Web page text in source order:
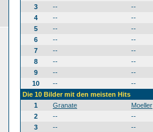
3
-- --
4
-- --
5
-- --
6
-- --
7
-- --
8
-- --
9
-- --
10
-- --
Die 10 Bilder mit den meisten Hits
1
Granate Moeller
2
-- --
3
-- --